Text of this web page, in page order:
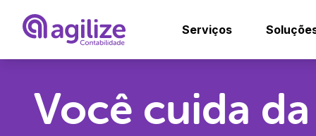
Serviços
Trocar de
Você cuida da